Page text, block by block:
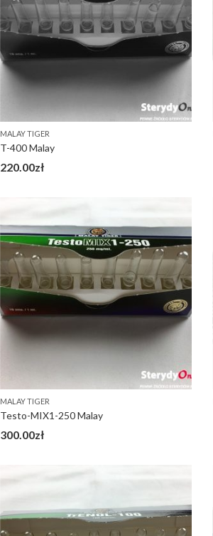
MALAY TIGER
T-400 Malay
220.00zł
MALAY TIGER
Testo-MIX1-250 Malay
300.00zł